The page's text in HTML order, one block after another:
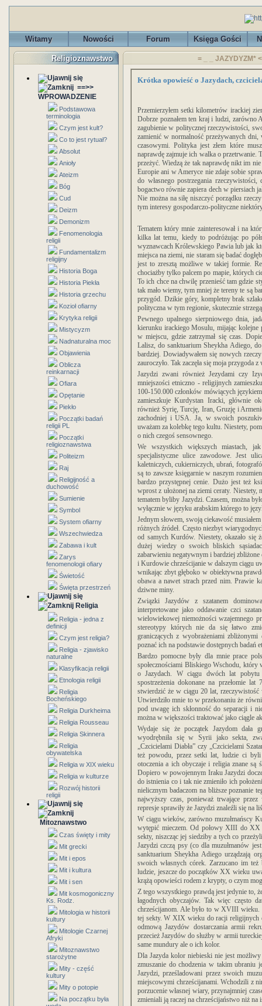
Witamy Nowości Forum Księga Gości
Religioznawstwo
==>>
WPROWADZENIE
Podstawowa
terminologia
Czym jest kult?
Co to jest rytuał?
Absolut
Anioły
Ateizm
Bóg
Cud
Deizm
Demonizm
Fenomenologia
religii
Fundamentalizm
religijny
Historia Boga
Historia Piekła
Historia grzechu
Kozioł ofiarny
Krytyka religii
Mistycyzm
Nadnaturalna moc
Objawienia
Oblicza
reinkarnacji
Ofiara
Opętanie
Piekło
Początki badań
religii PL
Początki
religioznawstwa
Politeizm
Raj
Religijność a
duchowość
Sumienie
Symbol
System ofiarny
Wszechwiedza
Zabawa i kult
Zarys
fenomenologii ofiary
Świetość
Święta przestrzeń
Religia
Religia - jedna z
definicji
Czym jest religia?
Religia - zjawisko
naturalne
Klasyfikacja religii
Etnologia religii
Religia
Bocheńskiego
Religia Durkheima
Religia Rousseau
Religia Skinnera
Religia
obywatelska
Religia w XIX wieku
Religia w kulturze
Rozwój historii
religii
Mitoznawstwo
Czas święty i mity
Mit grecki
Mit i epos
Mit i kultura
Mit i sen
Mit kosmogoniczny
Ks. Rodz.
Mitologia w historii
kultury
Mitologie Czarnej
Afryki
Mitoznawstwo
starożytne
Mity - część
kultury
Mity o potopie
Na początku była
= _ _ JAZYDYZM*
Krótka opowieść o Jazydach,
Przemierzyłem setki kilometrów irackiej
Dobrze poznałem ten kraj i ludzi,
zagubienie w politycznej rzeczywistości,
zamienić w normalność przeżywanych
czasowymi. Polityka jest złem które
naprawdę zajmuje ich walka o przetrwanie.
przeżyć. Wiedzą że tak naprawdę nikt im
Europie ani w Ameryce nie zdaje sobie
do własnego postrzegania
bogactwo równie zapiera dech w piersiach
Nie można na siłę niszczyć porządku
tym interesy gospodarczo-polityczne
Tematem który mnie zainteresował i na
kilka lat temu, kiedy to podróżując po
wyznawcach Królewskiego Pawia lub jak
miejsca na ziemi, nie staram się badać
jest to zresztą możliwe w takiej formie.
chociażby tylko palcem po mapie, których
To ich chce na chwilę przenieść tam gdzie
tak mało wiemy, tym mniej że tereny te są
przygód. Dzikie góry, kompletny brak
polityczna w tym regionie, skutecznie
Pewnego upalnego sierpniowego dnia,
kierunku irackiego Mosulu, mijając kolejne
w miejscu, gdzie zatrzymał się czas.
Lalisz, do sanktuarium Sheykha Adiego,
bardziej. Dowiadywałem się nowych
zauroczyło. Tak zaczęła się moja
Jazydzi zwani również Jezydami czy
mniejszości etniczno - religijnych
100-150.000 członków mówiących
zamieszkuje Kurdystan Iracki, głównie
również Syrię, Turcję, Iran, Gruzję i
zachodniej i USA. Ja, w swoich
uważam za kolebkę tego kultu. Niestety,
o nich czegoś sensownego.
We wszystkich większych miastach,
specjalistyczne ulice zawodowe. Jest
kaletniczych, cukierniczych, ubrań,
są to zawsze księgarnie w naszym
bardzo przystępnej cenie. Dużo jest też
wprost z ułożonej na ziemi ceraty. Niestety,
tematem byliby Jazydzi. Czasem, można
wyłącznie w języku arabskim którego to
Jednym słowem, swoją ciekawość
różnych źródeł. Często niezbyt
od samych Kurdów. Niestety, okazało się
dużej wiedzy o swoich bliskich
zabarwieniu negatywnym i bardziej
i Kurdowie chrześcijanie w dalszym ciągu
wnikając zbyt głęboko w obiektywna
obawa a nawet strach przed nim. Prawie
dziwne miny.
Związki Jazydów z szatanem
interpretowane jako oddawanie czci
wielowiekowej niemożności wzajemnego
stereotypy których nie da się łatwo
graniczących z wyobrażeniami zbliżonymi
poznać ich na podstawie dostępnych badań
Bardzo pomocne były dla mnie prace
społecznościami Bliskiego Wschodu,
o Jazydach. W ciągu dwóch lat pobytu
spostrzeżenia dokonane na przełomie
stwierdzić że w ciągu 20 lat, rzeczywistość
Utwierdziło mnie to w przekonaniu że
pod uwagę ich skłonność do separacji i
można w większości traktować jako ciągle
Wydaje się że początek Jazydom dała
wyodrębniła się w Syrii jako sekta,
„Czcicielami Diabła” czy „Czcicielami
też powodu, przez setki lat, ludzie ci byli
otoczenia a ich obyczaje i religia znane są
Dopiero w powojennym Iraku Jazydzi
do istnienia co i tak nie zmieniło ich
nielicznym badaczom na bliższe poznanie
najwyższy czas, ponieważ trwające
represje sprawiły że Jazydzi znaleźli się na
W ciągu wieków, zarówno muzułmańscy
wytępić mieczem. Od połowy XIII do
sekty, niszcząc jej siedziby a tych co
Jazydzi czczą psy (co dla muzułmanów
sanktuarium Sheykha Adiego urządzają
swoich własnych córek. Zarzucano im
ludzie, jeszcze do początków XX wieku
krążą opowieści rodem z krypty, o czym
Z tego wszystkiego prawdą jest jedynie to,
łagodnych obyczajów. Tak więc często
chrześcijanom. Ale było to w XVIII wieku.
tej sekty. W XIX wieku do racji religijnych
odmową Jazydów dostarczania armii
przecież Jazydów do służby w armii
same mundury ale o ich kolor.
Dla Jazyda kolor niebieski nie jest
zmuszanie do chodzenia w takim ubraniu
Jazydzi, prześladowani przez swoich
miejscowymi chrześcijanami. Wchodzili z
porzucenie własnej wiary, przynajmniej
zmieniali ją raczej na chrześcijaństwo niż na